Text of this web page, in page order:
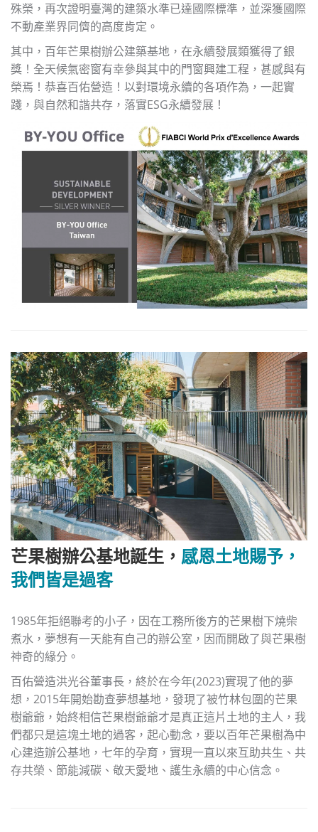
殊榮，再次證明臺灣的建築水準已達國際標準，並深獲國際
不動產業界同儕的高度肯定。
其中，百年芒果樹辦公建築基地，在永續發展類獲得了銀
獎！全天候氣密窗有幸參與其中的門窗興建工程，甚感與有
榮焉！恭喜百佑營造！以對環境永續的各項作為，一起實
踐，與自然和諧共存，落實ESG永續發展！
芒果樹辦公基地誕生， 感恩土地賜予，
我們皆是過客
1985年拒絕聯考的小子，因在工務所後方的芒果樹下燒柴
煮水，夢想有一天能有自己的辦公室，因而開啟了與芒果樹
神奇的緣分。
百佑營造洪光谷董事長，終於在今年(2023)實現了他的夢
想，2015年開始勘查夢想基地，發現了被竹林包圍的芒果
樹爺爺，始終相信芒果樹爺爺才是真正這片土地的主人，我
們都只是這塊土地的過客，起心動念，要以百年芒果樹為中
心建造辦公基地，七年的孕育，實現一直以來互助共生、共
存共榮、節能減碳、敬天愛地、護生永續的中心信念。